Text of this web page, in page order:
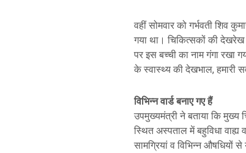
वहीं सोमवार को गर्भवती शिव
गया था। चिकित्सकों की देखरेख
पर इस बच्ची का नाम गंगा
के स्वास्थ्य की देखभाल, हमारी
विभिन्न वार्ड बनाए गए हैं
उपमुख्यमंत्री ने बताया कि
स्थित अस्पताल में बहुविधा वाह्य
सामग्रियां व विभिन्न औषधियों